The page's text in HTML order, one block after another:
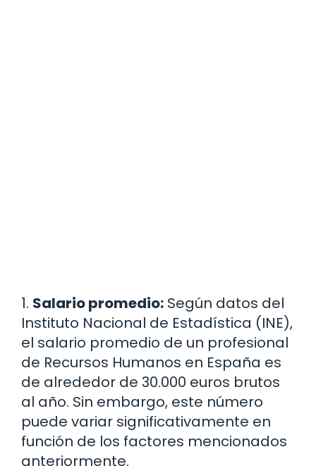
1. Salario promedio: Según datos del
Instituto Nacional de Estadística (INE),
el salario promedio de un profesional
de Recursos Humanos en España es
de alrededor de 30.000 euros brutos
al año. Sin embargo, este número
puede variar significativamente en
función de los factores mencionados
anteriormente.